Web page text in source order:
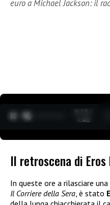
euro a Michael Jackson: il
0:14 /
1:40
Il retroscena di
In queste ore a rilasciare
Il Corriere della Sera, è stato